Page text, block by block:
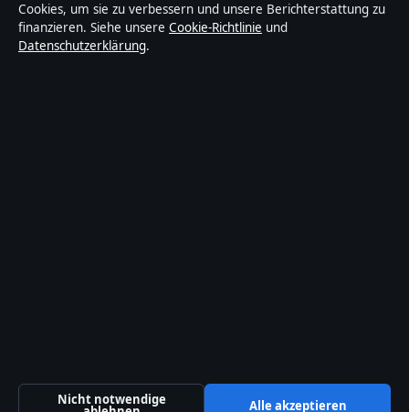
trägt eine Byline, wird von einem Redakteur geprüft
und vor der Veröffentlichung faktengecheckt.
Cookies, um sie zu verbessern und unsere Berichterstattung zu
finanzieren. Siehe unsere Cookie-Richtlinie und
Datenschutzerklärung.
Nicht notwendige Alle akzeptieren